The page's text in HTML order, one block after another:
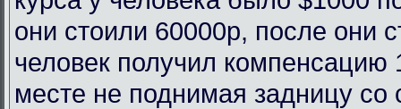
они стоили 60000р, после они
человек получил компенсацию
месте не поднимая задницу со